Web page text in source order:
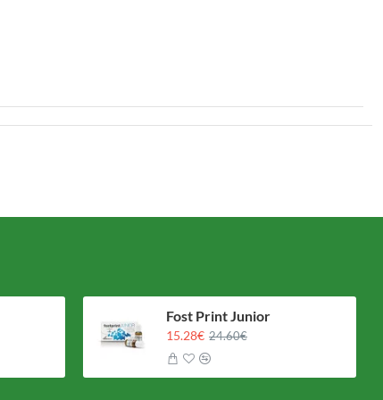
en el cuerpo. La inflamación crónica se ha relacionado
Fost Print Junior
15.28€ 24.60€